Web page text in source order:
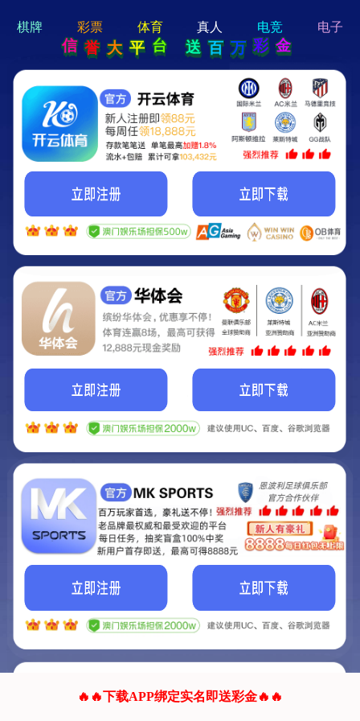
hi 💗
Hey Guys!
我们即将上线啦...
我们的网站正在建设.
它将是非常棒的网站.
联系我们!